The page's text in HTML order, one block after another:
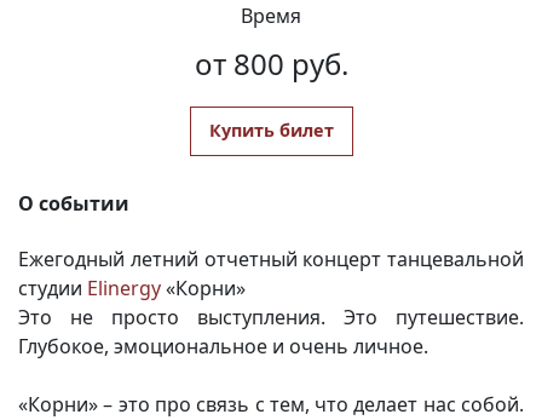
Время
от 800 руб.
Купить билет
О событии
Ежегодный летний отчетный концерт танцевальной
студии Elinergy«Корни»
Это не просто выступления. Это путешествие.
Глубокое, эмоциональное и очень личное.
«Корни» – это про связь с тем, что делает нас собой.